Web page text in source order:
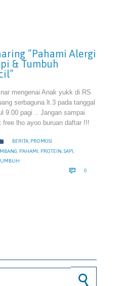
“Pahami Alergi
& Tumbuh
mengenai Anak yukk di RS
serbaguna lt.3 pada tanggal
9.00 pagi .. Jangan sampai
lho ayoo buruan daftar !!!
CATEGORY
BERITA PROMOSI
PAHAMI PROTEIN SAPI
 0